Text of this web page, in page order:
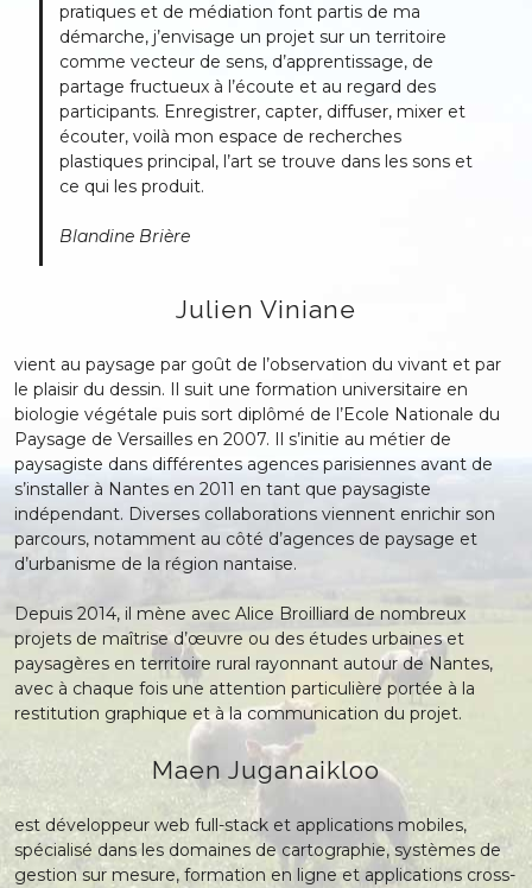
pratiques et de médiation font partis de ma
démarche, j’envisage un projet sur un territoire
comme vecteur de sens, d’apprentissage, de
partage fructueux à l’écoute et au regard des
participants. Enregistrer, capter, diffuser, mixer et
écouter, voilà mon espace de recherches
plastiques principal, l’art se trouve dans les sons et
ce qui les produit.
Blandine Brière
Julien Viniane
vient au paysage par goût de l’observation du vivant et par
le plaisir du dessin. Il suit une formation universitaire en
biologie végétale puis sort diplômé de l’Ecole Nationale du
Paysage de Versailles en 2007. Il s’initie au métier de
paysagiste dans différentes agences parisiennes avant de
s’installer à Nantes en 2011 en tant que paysagiste
indépendant. Diverses collaborations viennent enrichir son
parcours, notamment au côté d’agences de paysage et
d’urbanisme de la région nantaise.
Depuis 2014, il mène avec Alice Broilliard de nombreux
projets de maîtrise d’œuvre ou des études urbaines et
paysagères en territoire rural rayonnant autour de Nantes,
avec à chaque fois une attention particulière portée à la
restitution graphique et à la communication du projet.
Maen Juganaikloo
est développeur web full-stack et applications mobiles,
spécialisé dans les domaines de cartographie, systèmes de
gestion sur mesure, formation en ligne et applications cross-